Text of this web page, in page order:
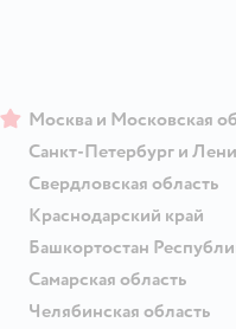
Москва и Московская
Санкт-Петербург и
Свердловская область
Краснодарский край
Башкортостан
Самарская область
Челябинская область